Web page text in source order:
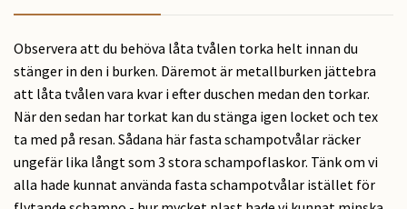
Observera att du behöva låta tvålen torka helt innan du
stänger in den i burken. Däremot är metallburken jättebra
att låta tvålen vara kvar i efter duschen medan den torkar.
När den sedan har torkat kan du stänga igen locket och tex
ta med på resan. Sådana här fasta schampotvålar räcker
ungefär lika långt som 3 stora schampoflaskor. Tänk om vi
alla hade kunnat använda fasta schampotvålar istället för